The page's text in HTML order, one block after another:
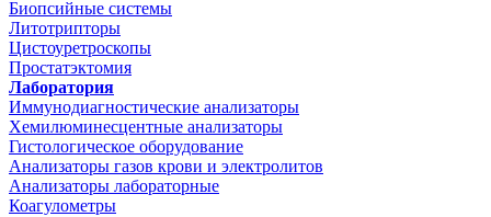
Биопсийные системы
Литотрипторы
Цистоуретроскопы
Простатэктомия
Лаборатория
Иммунодиагностические анализаторы
Хемилюминесцентные анализаторы
Гистологическое оборудование
Анализаторы газов крови и электролитов
Анализаторы лабораторные
Коагулометры